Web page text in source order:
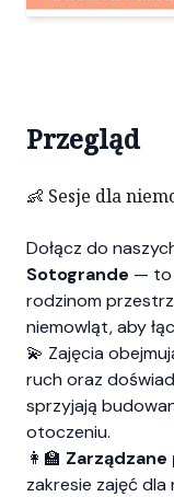
Przegląd
👶 Sesje dla
Dołącz do
Sotogrande — to
rodzinom
niemowląt, aby
💫 Zajęcia
ruch oraz
sprzyjają
otoczeniu.
👩‍🏫
zakresie zajęć dla